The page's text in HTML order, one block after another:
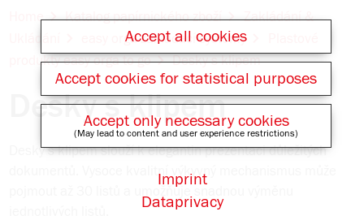
Home Katalog papírnického zboží
Zakládání &
easy orga zakládací systémy
produkty easy orga to go
Desky s klipem
Desky s klipem
Desky s klipem slouží k elegantin prezentaci důležitých
dokumentů. Vysoce kvalitní výkyvný mechanismus může
Accept all cookies
Accept cookies for statistical purposes
Accept only necessary cookies
(May lead to content and user experience restrictions)
Dataprivacy
Imprint